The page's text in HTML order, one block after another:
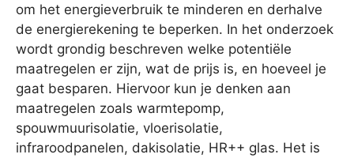
om het energieverbruik te minderen en derhalve
de energierekening te beperken. In het onderzoek
wordt grondig beschreven welke potentiële
maatregelen er zijn, wat de prijs is, en hoeveel je
gaat besparen. Hiervoor kun je denken aan
maatregelen zoals warmtepomp,
spouwmuurisolatie, vloerisolatie,
infraroodpanelen, dakisolatie, HR++ glas. Het is